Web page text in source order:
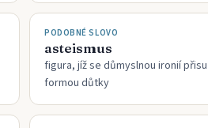
PODOBNÉ SLOVO
asteismus
figura, jíž se důmyslnou ironií
formou důtky